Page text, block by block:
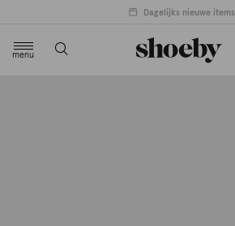
Dagelijks nieuwe items
menu